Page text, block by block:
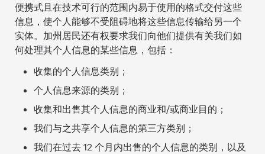
便携式且在技术可行的范围内易于使用的格式交付这些
信息，使个人能够不受阻碍地将这些信息传输给另一个
实体。加州居民还有权要求我们向他们提供有关我们如
何处理其个人信息的某些信息，包括：
收集的个人信息类别；
个人信息来源的类别；
收集和出售其个人信息的商业和/或商业目的；
我们与之共享个人信息的第三方类别；
我们在过去 12 个月内出售的个人信息的类别，以及